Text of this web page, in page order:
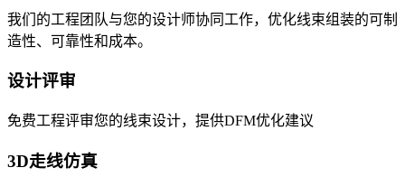
我们的工程团队与您的设计师协同工作，优化线束组装的可制
造性、可靠性和成本。
设计评审
免费工程评审您的线束设计，提供DFM优化建议
3D走线仿真